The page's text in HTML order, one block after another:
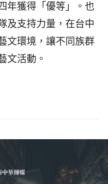
年獲得「優等」。也
及支持力量，在台中
文環境，讓不同族群
文活動。